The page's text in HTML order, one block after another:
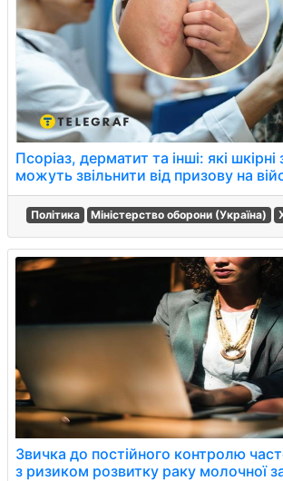
Псоріаз, дерматит та інші: які
можуть звільнити від призову на
Політика Міністерство оборони (Україна)
Звичка до постійного контролю
з ризиком розвитку раку молочної